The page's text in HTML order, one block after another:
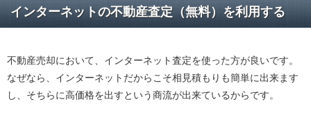
インターネットの不動産査定（無料）を利用する
不動産売却において、インターネット査定を使った方が良いです。
なぜなら、インターネットだからこそ相見積もりも簡単に出来ます
し、そちらに高価格を出すという商流が出来ているからです。